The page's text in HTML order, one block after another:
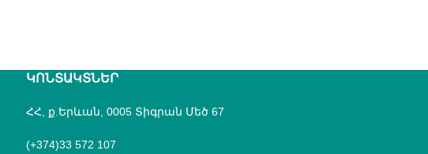
ԿՈՆՏԱԿՏՆԵՐ
ՀՀ, ք.Երևան, 0005 Տիգրան Մեծ 67
(+374)33 572 107